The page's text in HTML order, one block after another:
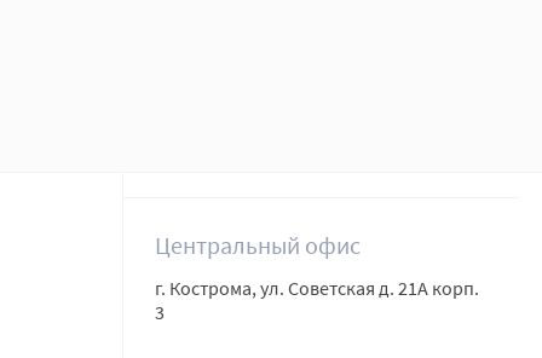
Центральный офис
г. Кострома, ул. Советская д. 21А корп.
3